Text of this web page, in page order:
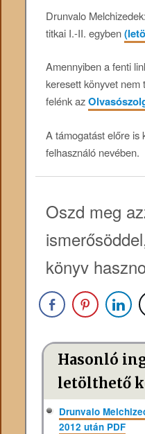
Drunvalo
titkai I.-II. egyben
Amennyiben a fenti
keresett könyvet nem
felénk az
A támogatást előre is
felhasználó nevében.
Oszd meg
könyv
Hasonló
letölthető
Drunvalo
2012 után PDF